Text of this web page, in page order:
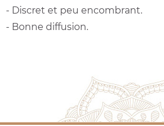
- Discret et peu encombrant.
- Bonne diffusion.